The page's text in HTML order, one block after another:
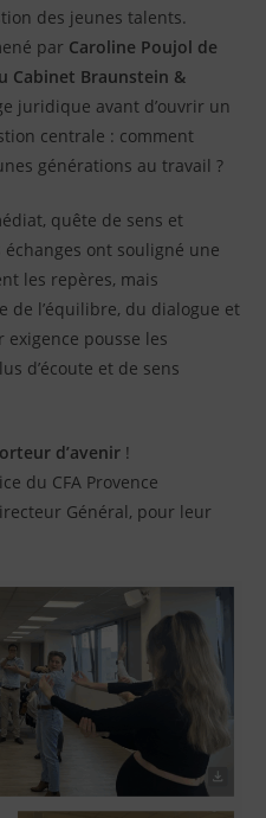
des jeunes talents.
par Caroline Poujol de
Cabinet Braunstein &
juridique avant d’ouvrir un
centrale : comment
générations au travail ?
quête de sens et
ont souligné une
les repères, mais
de l’équilibre, du dialogue et
pousse les
d’écoute et de sens
d’avenir !
du CFA Provence
Général, pour leur